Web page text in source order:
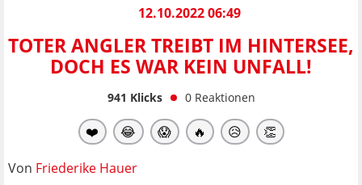
12.10.2022 06:49
TOTER ANGLER TREIBT IM HINTERSEE,
DOCH ES WAR KEIN UNFALL!
941 Klicks 0 Reaktionen
❤️ 😂 😱 🔥 😥 👏
Von Friederike Hauer